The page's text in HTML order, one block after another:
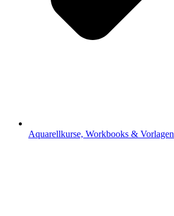
Aquarellkurse, Workbooks & Vorlagen